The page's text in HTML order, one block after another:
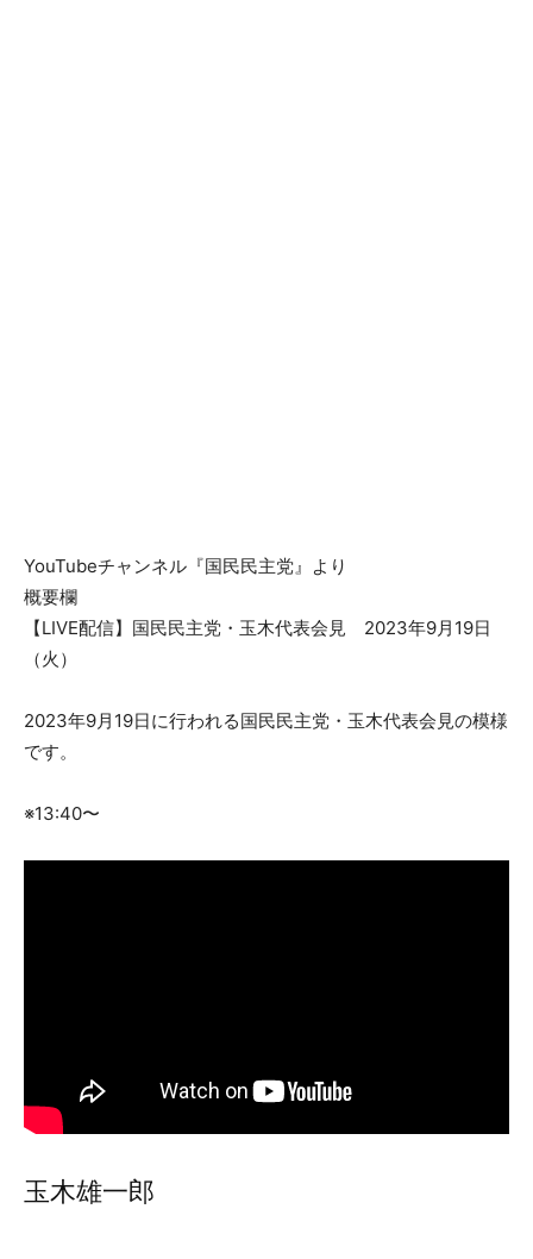
YouTubeチャンネル『国民民主党』より
概要欄
【LIVE配信】国民民主党・玉木代表会見 2023年9月19日
（火）
2023年9月19日に行われる国民民主党・玉木代表会見の模様
です。
※13:40〜
玉木雄一郎